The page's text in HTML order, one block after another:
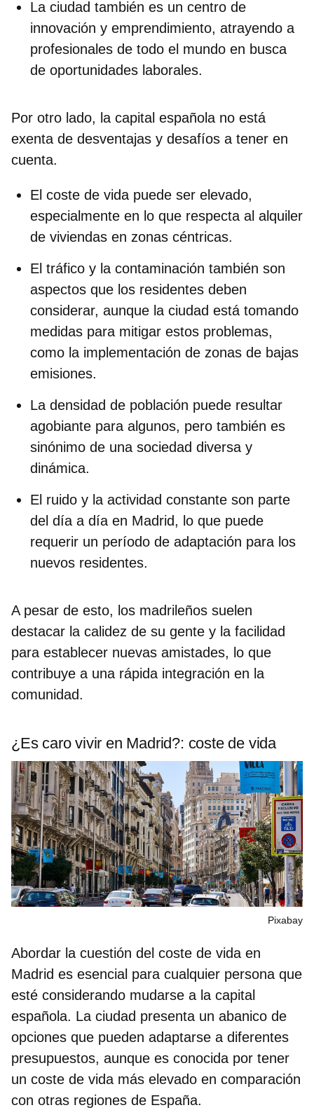
La ciudad también es un centro de
innovación y emprendimiento, atrayendo a
profesionales de todo el mundo en busca
de oportunidades laborales.
Por otro lado, la capital española no está
exenta de desventajas y desafíos a tener en
cuenta.
El coste de vida puede ser elevado,
especialmente en lo que respecta al alquiler
de viviendas en zonas céntricas.
El tráfico y la contaminación también son
aspectos que los residentes deben
considerar, aunque la ciudad está tomando
medidas para mitigar estos problemas,
como la implementación de zonas de bajas
emisiones.
La densidad de población puede resultar
agobiante para algunos, pero también es
sinónimo de una sociedad diversa y
dinámica.
El ruido y la actividad constante son parte
del día a día en Madrid, lo que puede
requerir un período de adaptación para los
nuevos residentes.
A pesar de esto, los madrileños suelen
destacar la calidez de su gente y la facilidad
para establecer nuevas amistades, lo que
contribuye a una rápida integración en la
comunidad.
¿Es caro vivir en Madrid?: coste de vida
Pixabay
Abordar la cuestión del coste de vida en
Madrid es esencial para cualquier persona que
esté considerando mudarse a la capital
española. La ciudad presenta un abanico de
opciones que pueden adaptarse a diferentes
presupuestos, aunque es conocida por tener
un coste de vida más elevado en comparación
con otras regiones de España.